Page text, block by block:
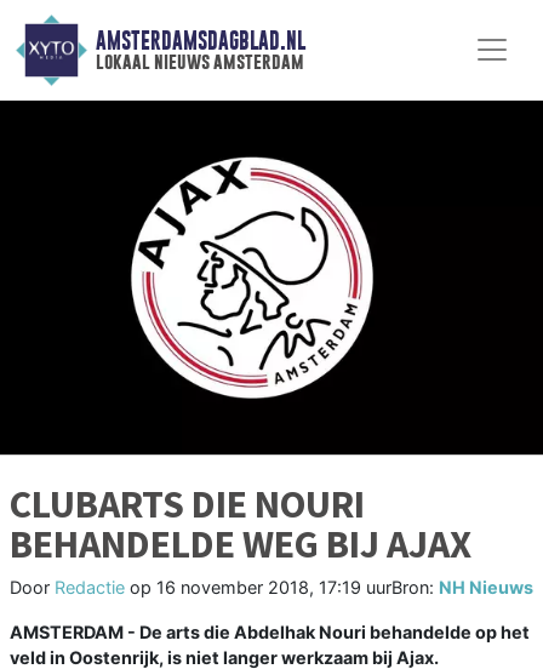
AMSTERDAMSDAGBLAD.NL
lokaal nieuws amsterdam
CLUBARTS DIE NOURI
BEHANDELDE WEG BIJ AJAX
Door Redactie op 16 november 2018, 17:19 uurBron: NH Nieuws
AMSTERDAM - De arts die Abdelhak Nouri behandelde op het
veld in Oostenrijk, is niet langer werkzaam bij Ajax.